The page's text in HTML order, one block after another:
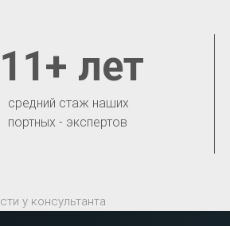
средний стаж наших
портных - экспертов
11+ лет
у консультанта